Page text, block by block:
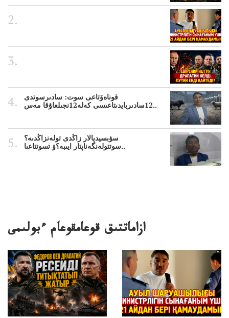
قوناەۆتاعى سوت: سادىرسوتدى
12سادىربايدىتاعىسى كەلە12نجىلعاۇقا مەس..
سۋبسيديالار زاڭدى تولەنزاڭدىە؟
سوتتولەنگەناپتار ايىبە؟ۋ تسوتتاعىا..
ازاماتتىق قوعامقوعام ءبولىمى